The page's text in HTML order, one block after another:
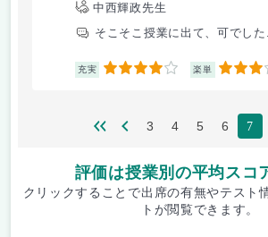
中西輝政先生
そこそこ授業に出て、可でし
充実 4 楽単 3
3 4 5 6 7
評価は授業別の平均スコ
クリックすることで出席の有無やテスト
トが閲覧できます。